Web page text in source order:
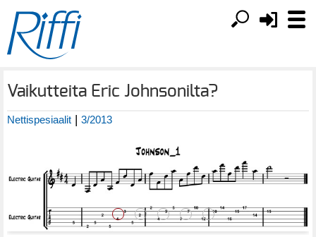
Vaikutteita Eric Johnsonilta?
Nettispesiaalit | 3/2013